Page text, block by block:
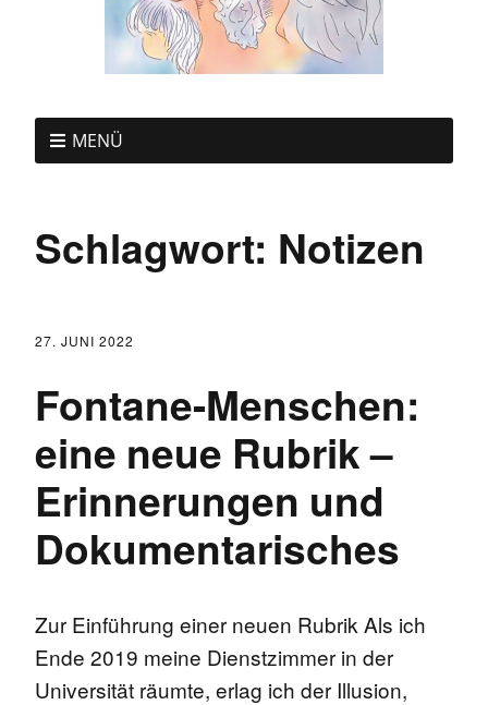
MENÜ
Schlagwort: Notizen
27. JUNI 2022
Fontane-Menschen:
eine neue Rubrik –
Erinnerungen und
Dokumentarisches
Zur Einführung einer neuen Rubrik Als ich
Ende 2019 meine Dienstzimmer in der
Universität räumte, erlag ich der Illusion,